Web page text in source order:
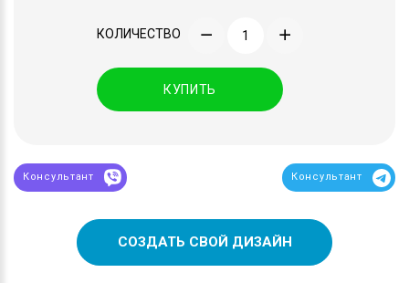
КОЛИЧЕСТВО
КУПИТЬ
Консультант Консультант
СОЗДАТЬ СВОЙ ДИЗАЙН